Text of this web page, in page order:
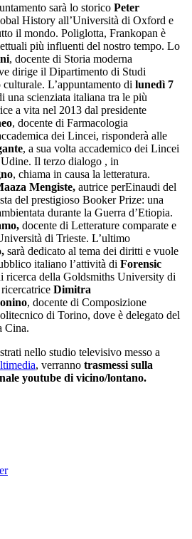
sarà lo storico Peter
History all’Università di Oxford e
il mondo. Poliglotta, Frankopan è
più influenti del nostro tempo. Lo
, docente di Storia moderna
dirige il Dipartimento di Studi
L’appuntamento di lunedì 7
una scienziata italiana tra le più
a vita nel 2013 dal presidente
, docente di Farmacologia
dei Lincei, risponderà alle
, a sua volta accademico dei Lincei
Il terzo dialogo , in
, chiama in causa la letteratura.
Mengiste, autrice perEinaudi del
del prestigioso Booker Prize: una
durante la Guerra d’Etiopia.
docente di Letterature comparate e
di Trieste. L’ultimo
sarà dedicato al tema dei diritti e vuole
italiano l’attività di Forensic
ricerca della Goldsmiths University di
Dimitra
, docente di Composizione
di Torino, dove è delegato del
Cina.
nello studio televisivo messo a
, verranno trasmessi sulla
youtube di vicino/lontano.